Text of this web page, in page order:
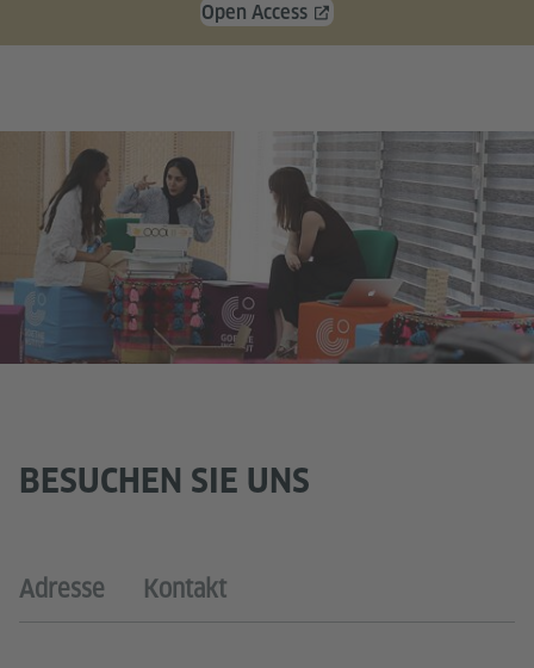
Open Access
BESUCHEN SIE UNS
Adresse Kontakt